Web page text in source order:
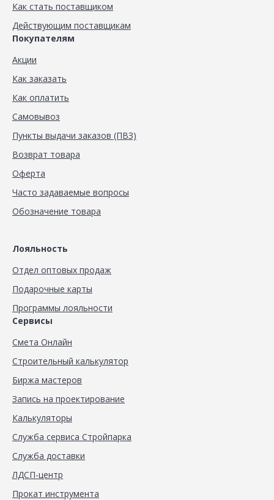
Как стать поставщиком
Действующим поставщикам
Покупателям
Акции
Как заказать
Как оплатить
Самовывоз
Пункты выдачи заказов (ПВЗ)
Возврат товара
Оферта
Часто задаваемые вопросы
Обозначение товара
Лояльность
Отдел оптовых продаж
Подарочные карты
Программы лояльности
Сервисы
Смета Онлайн
Строительный калькулятор
Биржа мастеров
Запись на проектирование
Калькуляторы
Служба сервиса Стройпарка
Служба доставки
ЛДСП-центр
Прокат инструмента